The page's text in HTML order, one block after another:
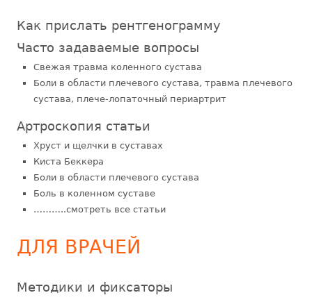
Как прислать рентгенограмму
Часто задаваемые вопросы
Свежая травма коленного сустава
Боли в области плечевого сустава, травма плечевого
сустава, плече-лопаточный периартрит
Артроскопия статьи
Хруст и щелчки в суставах
Киста Беккера
Боли в области плечевого сустава
Боль в коленном суставе
………..смотреть все статьи
ДЛЯ ВРАЧЕЙ
Методики и фиксаторы